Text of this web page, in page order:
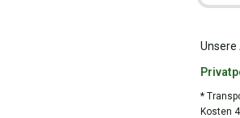
Unsere
*
Kosten